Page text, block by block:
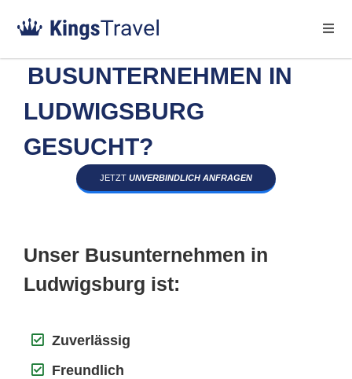
BUSUNTERNEHMEN IN
LUDWIGSBURG
GESUCHT?
JETZT UNVERBINDLICH ANFRAGEN
Unser Busunternehmen in
Ludwigsburg ist:
Zuverlässig
Freundlich